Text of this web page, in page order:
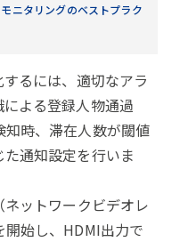
ニタリングのベストプラク
るには、適切なアラ
よる登録人物通過
時、滞在人数が閾値
通知設定を行いま
ットワークビデオレ
始し、HDMI出力で